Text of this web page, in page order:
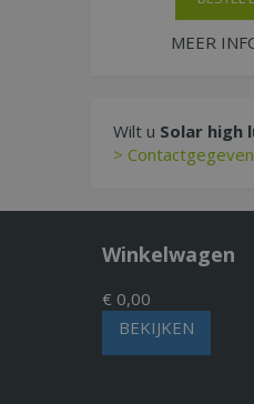
MEER
Wilt u Solar high
>
Winkelwagen
€ 0,00
BEKIJKEN